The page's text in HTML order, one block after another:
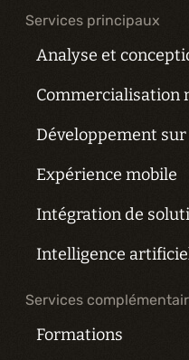
Services principaux
Analyse et
Commercialisation
Développement
Expérience mobile
Intégration de
Intelligence
Services
Formations